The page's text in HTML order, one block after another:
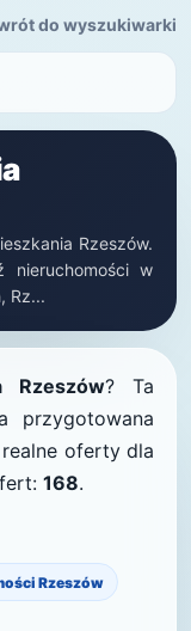
do wyszukiwarki
Rzeszów.
nieruchomości w
Rz...
Rzeszów? Ta
przygotowana
oferty dla
168.
Rzeszów